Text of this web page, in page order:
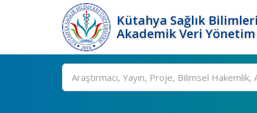
Kütahya Sağlık
Akademik Veri
Ara